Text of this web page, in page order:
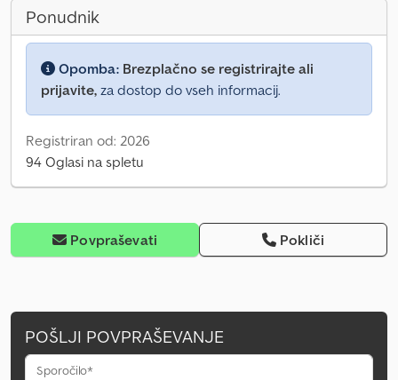
Ponudnik
Opomba: Brezplačno se registrirajte ali
prijavite, za dostop do vseh informacij.
Registriran od: 2026
94 Oglasi na spletu
Povpraševati Pokliči
POŠLJI POVPRAŠEVANJE
Sporočilo*